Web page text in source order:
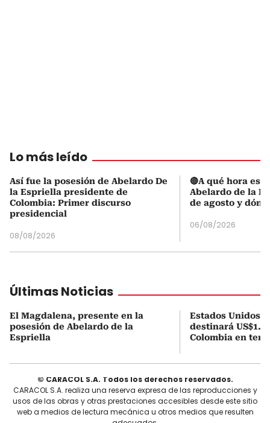
Lo más leído
Así fue la posesión de Abelardo De
la Espriella presidente de
Colombia: Primer discurso
presidencial
08/08/2026
🔴A qué hora es
Abelardo de la
de agosto y
06/08/2026
Últimas Noticias
El Magdalena, presente en la
posesión de Abelardo de la
Espriella
Estados Unidos
destinará
Colombia en
© CARACOL S.A. Todos los derechos reservados.
CARACOL S.A. realiza una reserva expresa de las reproducciones y
usos de las obras y otras prestaciones accesibles desde este sitio
web a medios de lectura mecánica u otros medios que resulten